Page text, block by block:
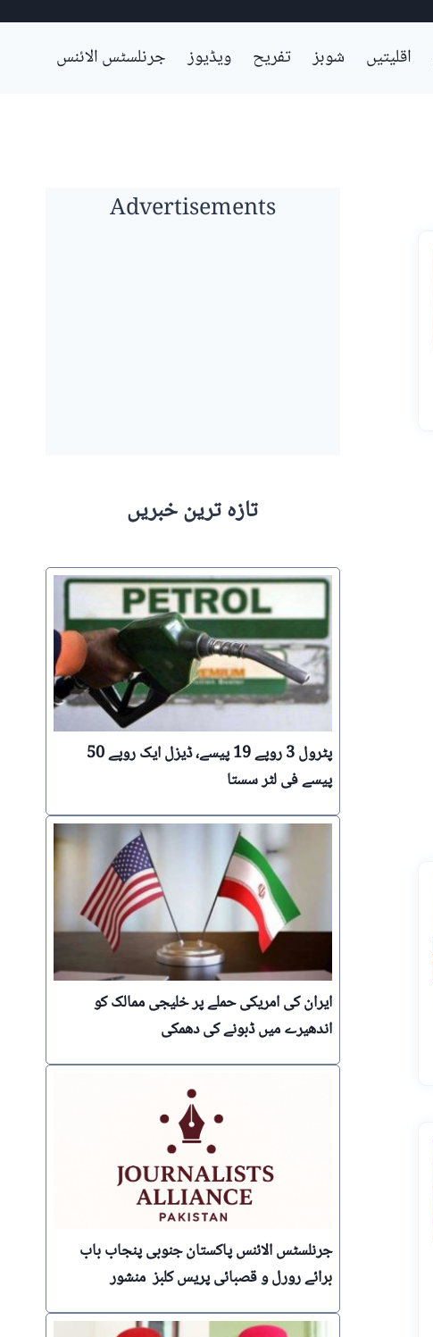
اقلیتیں شوبز تفریح ویڈیوز جرنلسٹس الائنس
Advertisements
تازہ ترین خبریں
پٹرول 3 روپے 19 پیسے، ڈیزل ایک روپے 50
پیسے فی لٹر سستا
ایران کی امریکی حملے پر خلیجی ممالک کو
اندھیرے میں ڈبونے کی دھمکی
جرنلسٹس الائنس پاکستان جنوبی پنجاب باب
برائے رورل و قصبائی پریس کلبز منشور